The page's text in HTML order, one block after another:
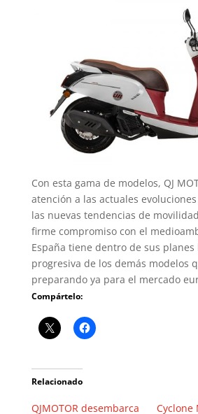
Con esta gama de modelos, QJ
atención a las actuales
las nuevas tendencias de
firme compromiso con el
España tiene dentro de sus
progresiva de los demás modelos
preparando ya para el mercado
Compártelo:
Relacionado
QJMOTOR desembarca
Cyclone